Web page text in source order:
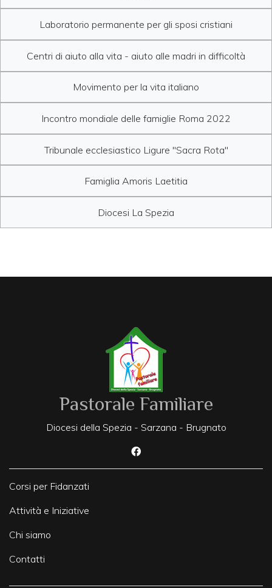
Laboratorio permanente per gli sposi cristiani
Centri di aiuto alla vita - aiuto alle madri in difficoltà
Movimento per la vita italiano
Incontro mondiale delle famiglie Roma 2022
Tribunale ecclesiastico Ligure "Sacra Rota"
Famiglia Amoris Laetitia
Diocesi La Spezia
Pastorale Familiare
Diocesi della Spezia - Sarzana - Brugnato
Corsi per Fidanzati
Attività e Iniziative
Chi siamo
Contatti